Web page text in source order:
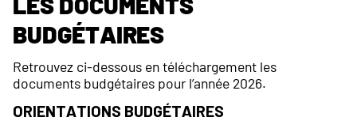
budgétaires
Retrouvez ci-dessous en téléchargement les
documents budgétaires pour l’année 2026.
Orientations budgétaires